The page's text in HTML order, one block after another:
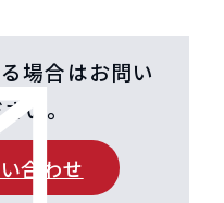
場合はお問い
い。
合わせ